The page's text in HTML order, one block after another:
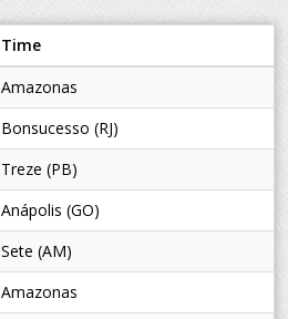
Time
Amazonas
Bonsucesso (RJ)
Treze (PB)
Anápolis (GO)
Sete (AM)
Amazonas